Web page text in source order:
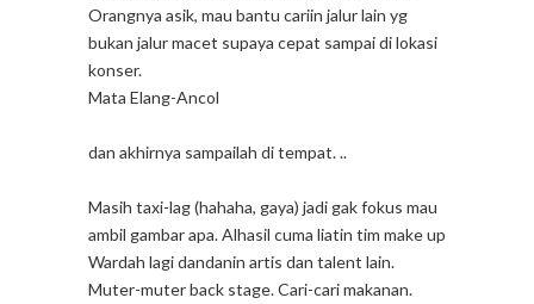
Orangnya asik, mau bantu cariin jalur lain yg
bukan jalur macet supaya cepat sampai di lokasi
konser.
Mata Elang-Ancol
dan akhirnya sampailah di tempat. ..
Masih taxi-lag (hahaha, gaya) jadi gak fokus mau
ambil gambar apa. Alhasil cuma liatin tim make up
Wardah lagi dandanin artis dan talent lain.
Muter-muter back stage. Cari-cari makanan.